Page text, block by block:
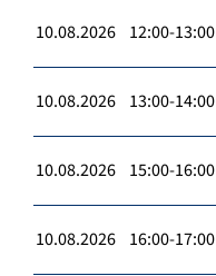
10.08.2026 12:00-13:00
10.08.2026 13:00-14:00
10.08.2026 15:00-16:00
10.08.2026 16:00-17:00